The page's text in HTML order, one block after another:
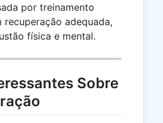
por treinamento
recuperação adequada,
física e mental.
Sobre